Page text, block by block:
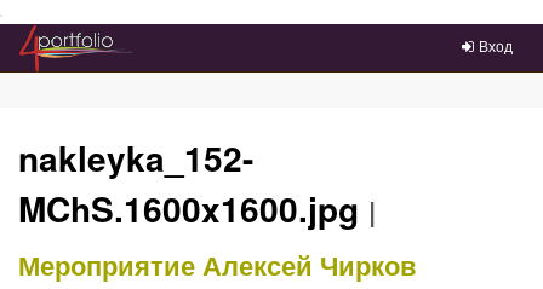
Преейти на главное меню
Вход
nakleyka_152-
MChS.1600x1600.jpg |
МероприятиеАлексей Чирков